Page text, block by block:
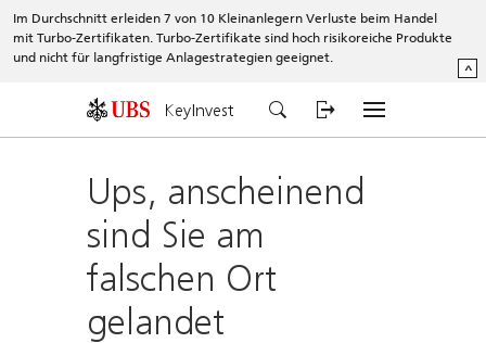
Im Durchschnitt erleiden 7 von 10 Kleinanlegern Verluste beim Handel
mit Turbo-Zertifikaten. Turbo-Zertifikate sind hoch risikoreiche Produkte
und nicht für langfristige Anlagestrategien geeignet.
^
KeyInvest
Ups, anscheinend
sind Sie am
falschen Ort
gelandet